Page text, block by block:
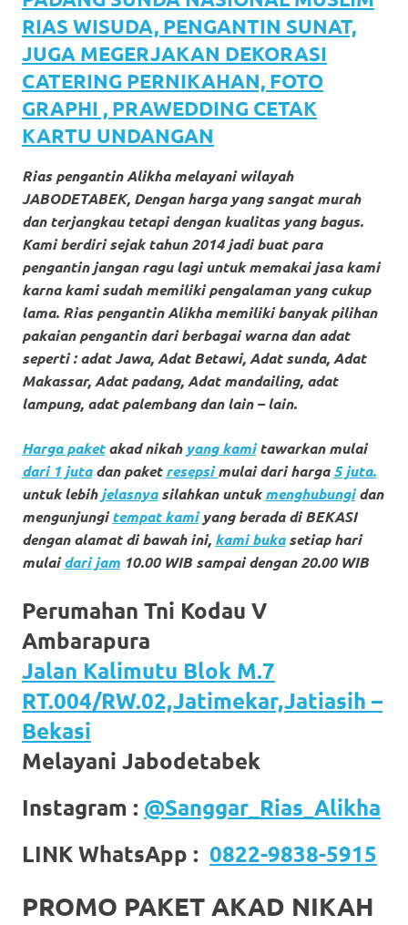
More
Here
loanswatches.com.
Wiht
80%
Discount
replica
watches.
click
fake
watches.
the
facts
https://www.stockswatches.com
anchor
https://
check
this
link
right
now
https://www.domainwatches.com
visit
RIAS WISUDA, PENGANTIN SUNAT,
JUGA MEGERJAKAN DEKORASI
CATERING PERNIKAHAN, FOTO
GRAPHI , PRAWEDDING CETAK
KARTU UNDANGAN
Rias pengantin Alikha melayani wilayah
JABODETABEK, Dengan harga yang sangat murah
dan terjangkau tetapi dengan kualitas yang bagus.
Kami berdiri sejak tahun 2014 jadi buat para
pengantin jangan ragu lagi untuk memakai jasa kami
karna kami sudah memiliki pengalaman yang cukup
lama. Rias pengantin Alikha memiliki banyak pilihan
pakaian pengantin dari berbagai warna dan adat
seperti : adat Jawa, Adat Betawi, Adat sunda, Adat
Makassar, Adat padang, Adat mandailing, adat
lampung, adat palembang dan lain – lain.
Harga paketakad nikah yang kamitawarkan mulai
dari 1 jutadan paketresepsimulai dari harga5 juta.
untuk lebihjelasnyasilahkan untukmenghubungidan
mengunjungitempat kamiyang berada di BEKASI
dengan alamat di bawah ini, kami bukasetiap hari
mulaidari jam 10.00 WIB sampai dengan 20.00 WIB
Perumahan Tni Kodau V
Ambarapura
Jalan Kalimutu Blok M.7
RT.004/RW.02,Jatimekar,Jatiasih –
Bekasi
Melayani Jabodetabek
Instagram : @Sanggar_Rias_Alikha
LINK WhatsApp : 0822-9838-5915
PROMO PAKET AKAD NIKAH